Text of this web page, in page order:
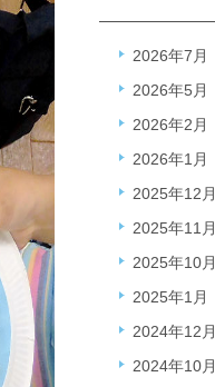
2026年7月
2026年5月
2026年2月
2026年1月
2025年12月
2025年11月
2025年10月
2025年1月
2024年12月
2024年10月